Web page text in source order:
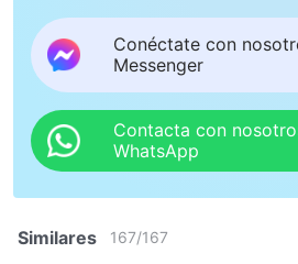
Conéctate con
Messenger
Contacta con
WhatsApp
Similares 167/167